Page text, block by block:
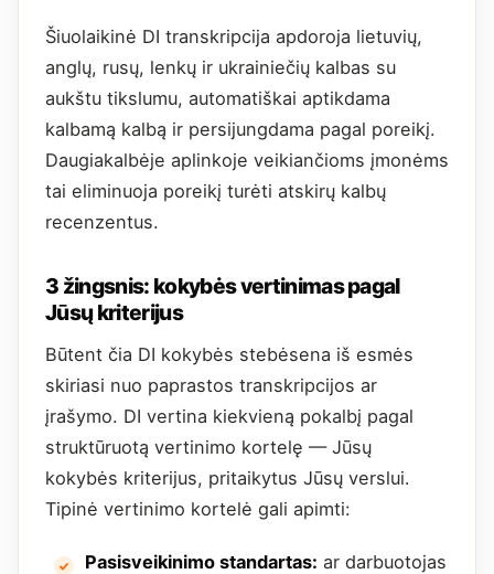
Šiuolaikinė DI transkripcija apdoroja lietuvių,
anglų, rusų, lenkų ir ukrainiečių kalbas su
aukštu tikslumu, automatiškai aptikdama
kalbamą kalbą ir persijungdama pagal poreikį.
Daugiakalbėje aplinkoje veikiančioms įmonėms
tai eliminuoja poreikį turėti atskirų kalbų
recenzentus.
3 žingsnis: kokybės vertinimas pagal
Jūsų kriterijus
Būtent čia DI kokybės stebėsena iš esmės
skiriasi nuo paprastos transkripcijos ar
įrašymo. DI vertina kiekvieną pokalbį pagal
struktūruotą vertinimo kortelę — Jūsų
kokybės kriterijus, pritaikytus Jūsų verslui.
Tipinė vertinimo kortelė gali apimti:
Pasisveikinimo standartas: ar darbuotojas